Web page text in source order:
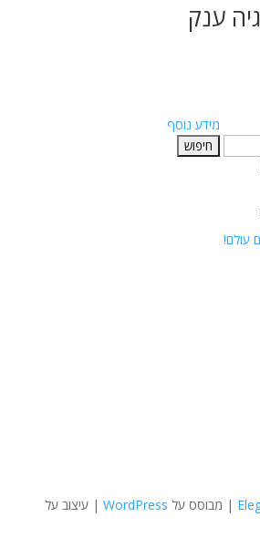
ענק
מידע נוסף
עולם!
| מבוסס על WordPress| עיצוב על